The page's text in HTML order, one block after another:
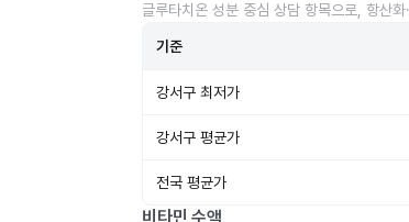
글루타치온 성분 중심 상담 항목으로, 항산
기준
강서구 최저가
강서구 평균가
전국 평균가
비타민 수액